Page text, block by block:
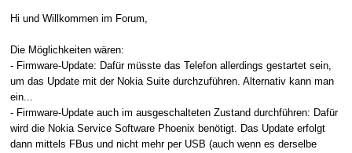
Hi und Willkommen im Forum,
Die Möglichkeiten wären:
- Firmware-Update: Dafür müsste das Telefon allerdings gestartet sein,
um das Update mit der Nokia Suite durchzuführen. Alternativ kann man
ein...
- Firmware-Update auch im ausgeschalteten Zustand durchführen: Dafür
wird die Nokia Service Software Phoenix benötigt. Das Update erfolgt
dann mittels FBus und nicht mehr per USB (auch wenn es derselbe